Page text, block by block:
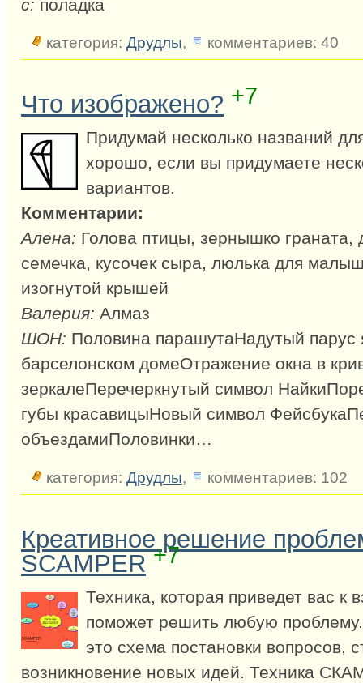
с: поладка
категория: Друдлы, комментариев: 40
Что изображено? +7
Придумай несколько названий
хорошо, если вы придумаете
вариантов.
Комментарии:
Алена: Голова птицы, зернышко граната,
семечка, кусочек сыра, люлька для
изогнутой крышей
Валерия: Алмаз
ШОН: Половина парашутаНадутый парус
барселонском домеОтражение окна в
зеркалеПеречеркнутый символ
губы красавицыНовый символ
объездамиПоловинки…
категория: Друдлы, комментариев: 102
Креативное решение
SCAMPER +7
Техника, которая приведет вас к
поможет решить любую
это схема постановки вопросов,
возникновение новых идей. Техника